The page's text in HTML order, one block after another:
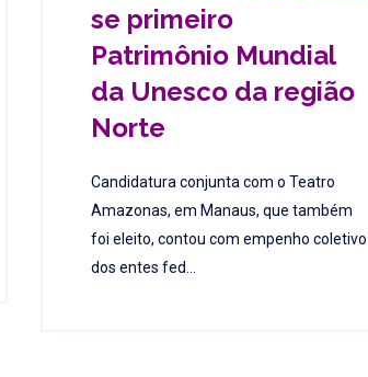
se primeiro
Patrimônio Mundial
da Unesco da região
Norte
Candidatura conjunta com o Teatro
Amazonas, em Manaus, que também
foi eleito, contou com empenho coletivo
dos entes fed...